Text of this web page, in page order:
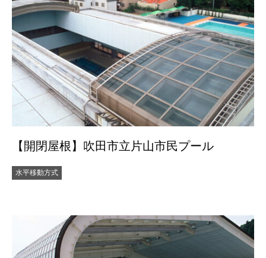
【開閉屋根】吹田市立片山市民プール
水平移動方式